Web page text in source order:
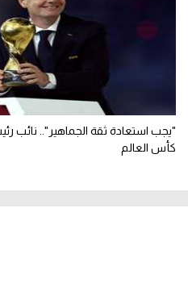
"يجب استعادة ثقة الجماهير".. نائب
كأس العالم